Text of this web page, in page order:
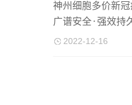
神州细胞多价新
广谱安全·强效持
2022-12-16